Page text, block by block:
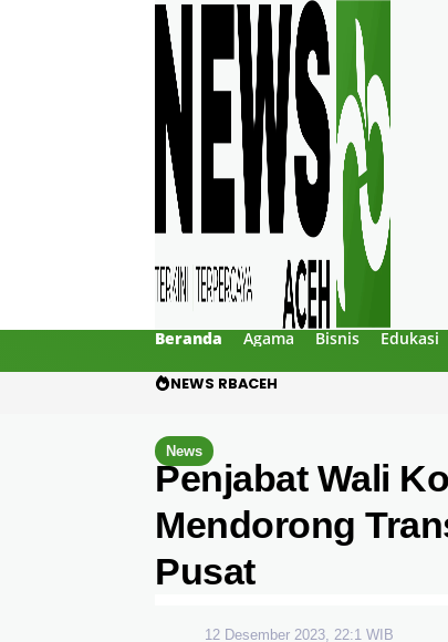
Beranda Agama Bisnis Edukasi
NEWS RBACEH
News
Penjabat Wali
Mendorong
Pusat
12 Desember 2023, 22:1 WIB